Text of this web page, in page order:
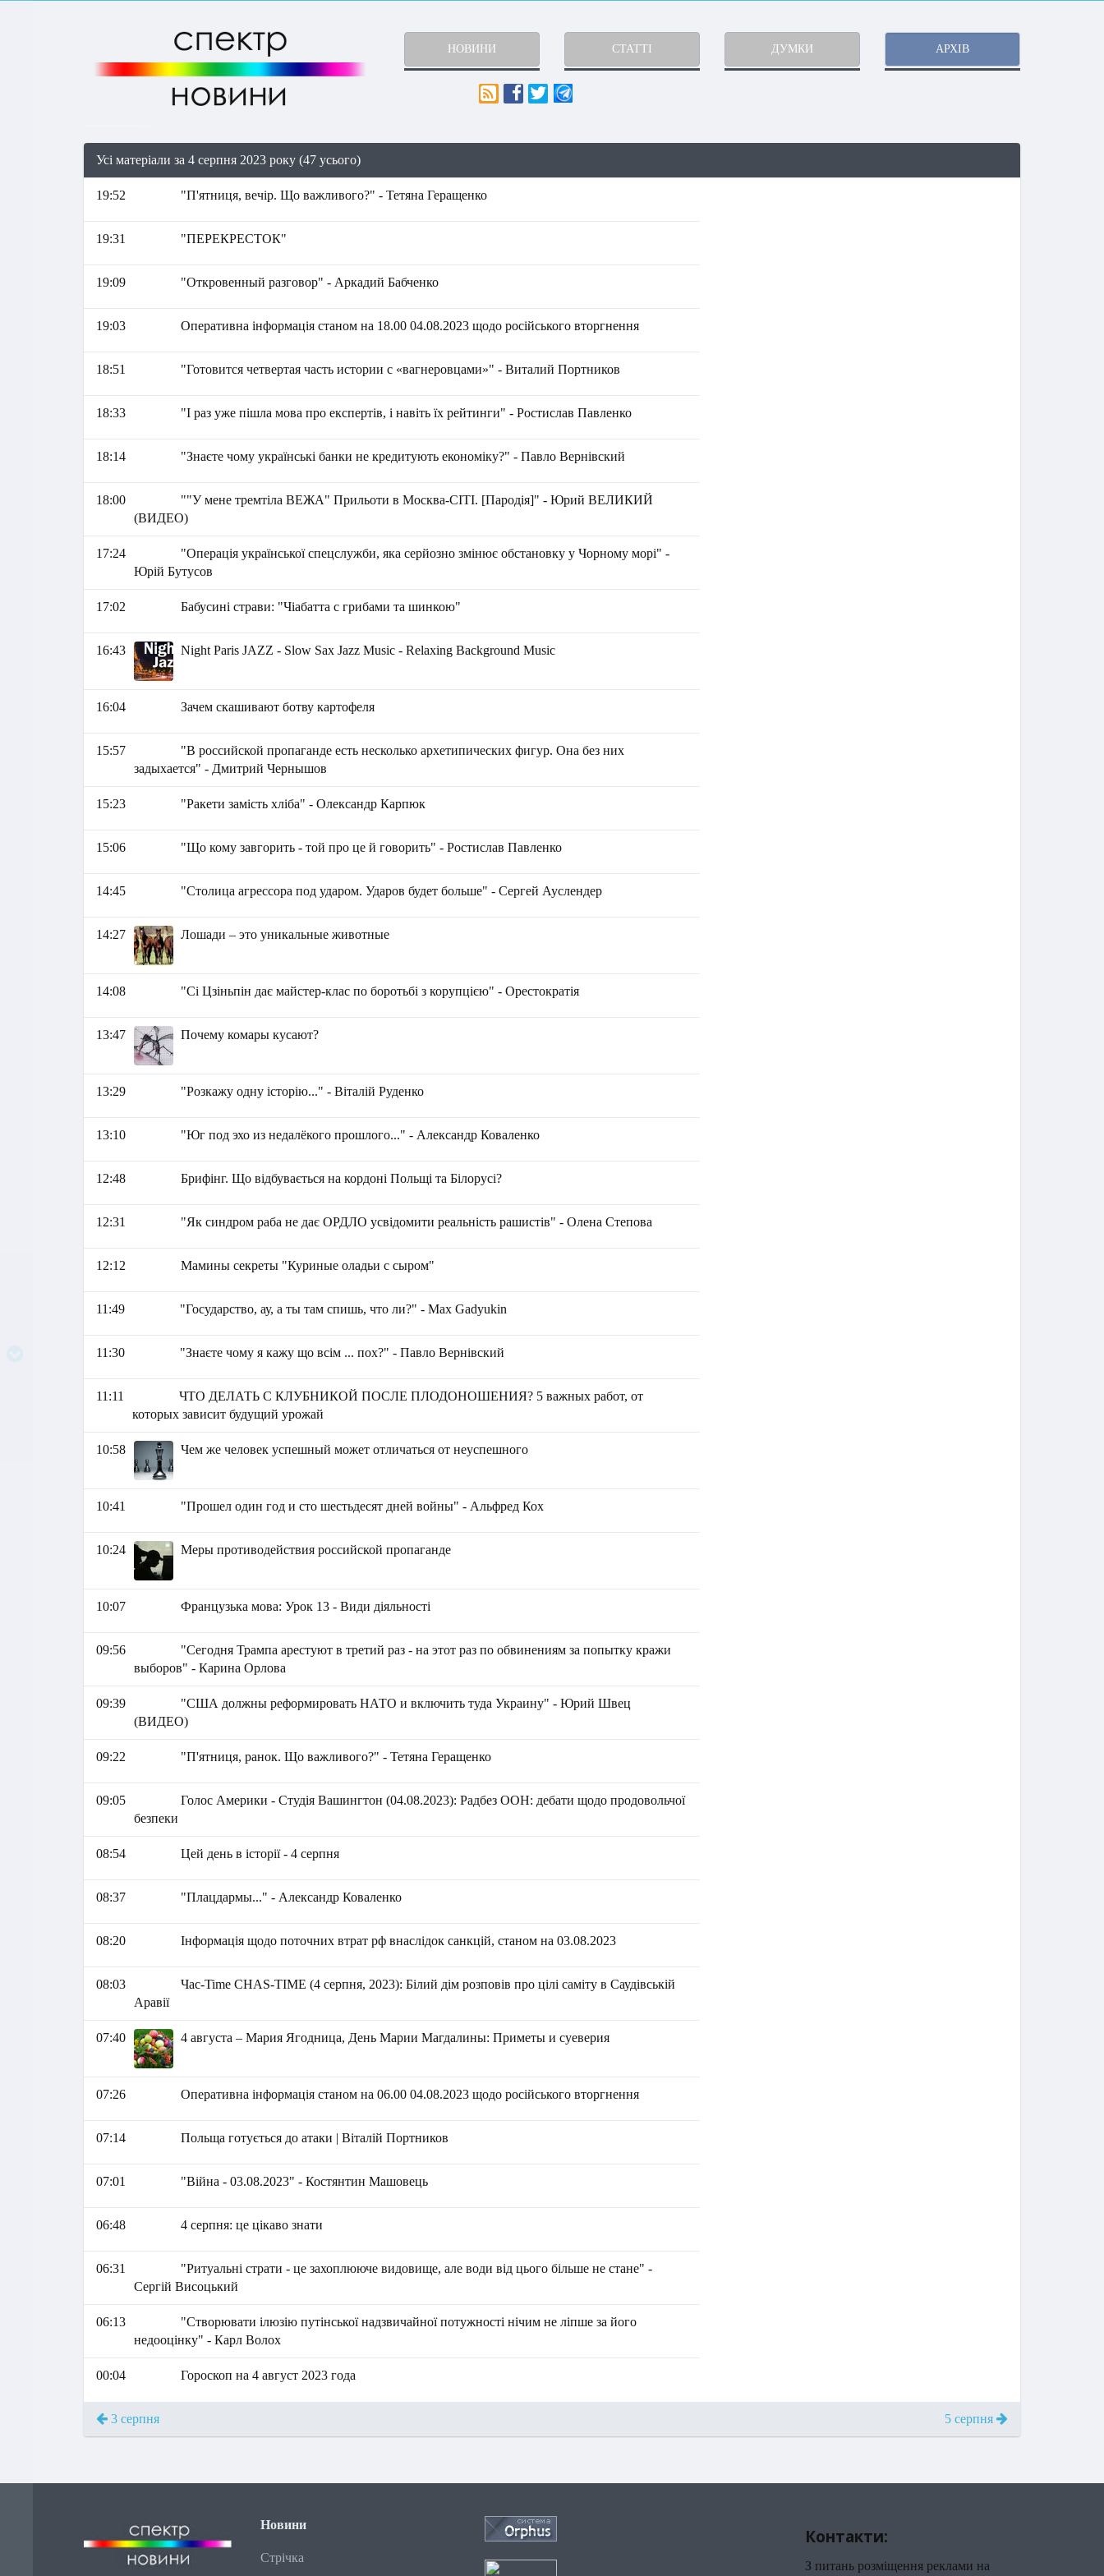
НОВИНИ СТАТТІ ДУМКИ АРХІВ
Усі матеріали за 4 серпня 2023 року (47 усього)
19:52 "П'ятниця, вечір. Що важливого?" - Тетяна Геращенко
19:31 "ПЕРЕКРЕСТОК"
19:09 "Откровенный разговор" - Аркадий Бабченко
19:03 Оперативна інформація станом на 18.00 04.08.2023 щодо російського вторгнення
18:51 "Готовится четвертая часть истории с «вагнеровцами»" - Виталий Портников
18:33 "І раз уже пішла мова про експертів, і навіть їх рейтинги" - Ростислав Павленко
18:14 "Знаєте чому українські банки не кредитують економіку?" - Павло Вернівский
18:00
""У мене тремтіла ВЕЖА" Прильоти в Москва-СІТІ. [Пародія]" - Юрий ВЕЛИКИЙ
(ВИДЕО)
17:24
"Операція української спецслужби, яка серйозно змінює обстановку у Чорному морі" -
Юрій Бутусов
17:02 Бабусині страви: "Чіабатта с грибами та шинкою"
16:43 Night Paris JAZZ - Slow Sax Jazz Music - Relaxing Background Music
16:04 Зачем скашивают ботву картофеля
15:57
"В российской пропаганде есть несколько архетипических фигур. Она без них
задыхается" - Дмитрий Чернышов
15:23 "Ракети замість хліба" - Олександр Карпюк
15:06 "Що кому завгорить - той про це й говорить" - Ростислав Павленко
14:45 "Столица агрессора под ударом. Ударов будет больше" - Сергей Ауслендер
14:27 Лошади – это уникальные животные
14:08 "Сі Цзіньпін дає майстер-клас по боротьбі з корупцією" - Орестократія
13:47 Почему комары кусают?
13:29 "Розкажу одну історію..." - Віталій Руденко
13:10 "Юг под эхо из недалёкого прошлого..." - Александр Коваленко
12:48 Брифінг. Що відбувається на кордоні Польщі та Білорусі?
12:31 "Як синдром раба не дає ОРДЛО усвідомити реальність рашистів" - Олена Степова
12:12 Мамины секреты "Куриные оладьи с сыром"
11:49 "Государство, ау, а ты там спишь, что ли?" - Max Gadyukin
11:30 "Знаєте чому я кажу що всім ... пох?" - Павло Вернівский
11:11
ЧТО ДЕЛАТЬ С КЛУБНИКОЙ ПОСЛЕ ПЛОДОНОШЕНИЯ? 5 важных работ, от
которых зависит будущий урожай
10:58 Чем же человек успешный может отличаться от неуспешного
10:41 "Прошел один год и сто шестьдесят дней войны" - Альфред Кох
10:24 Меры противодействия российской пропаганде
10:07 Французька мова: Урок 13 - Види діяльності
09:56
"Сегодня Трампа арестуют в третий раз - на этот раз по обвинениям за попытку кражи
выборов" - Карина Орлова
09:39
"США должны реформировать НАТО и включить туда Украину" - Юрий Швец
(ВИДЕО)
09:22 "П'ятниця, ранок. Що важливого?" - Тетяна Геращенко
09:05
Голос Америки - Студія Вашингтон (04.08.2023): Радбез ООН: дебати щодо продовольчої
безпеки
08:54 Цей день в історії - 4 серпня
08:37 "Плацдармы..." - Александр Коваленко
08:20 Інформація щодо поточних втрат рф внаслідок санкцій, станом на 03.08.2023
08:03
Час-Time CHAS-TIME (4 серпня, 2023): Білий дім розповів про цілі саміту в Саудівській
Аравії
07:40 4 августа – Мария Ягодница, День Марии Магдалины: Приметы и суеверия
07:26 Оперативна інформація станом на 06.00 04.08.2023 щодо російського вторгнення
07:14 Польща готується до атаки | Віталій Портников
07:01 "Війна - 03.08.2023" - Костянтин Машовець
06:48 4 серпня: це цікаво знати
06:31
"Ритуальні страти - це захоплююче видовище, але води від цього більше не стане" -
Сергій Висоцький
06:13
"Створювати ілюзію путінської надзвичайної потужності нічим не ліпше за його
недооцінку" - Карл Волох
00:04 Гороскоп на 4 август 2023 года
3 серпня 5 серпня
Новини
Стрічка
Контакти:
З питань розміщення реклами на